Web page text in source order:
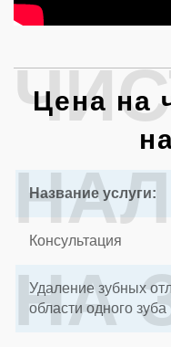
НА
Цена на
Название услуги:
Консультация
Удаление зубных
области одного зуба